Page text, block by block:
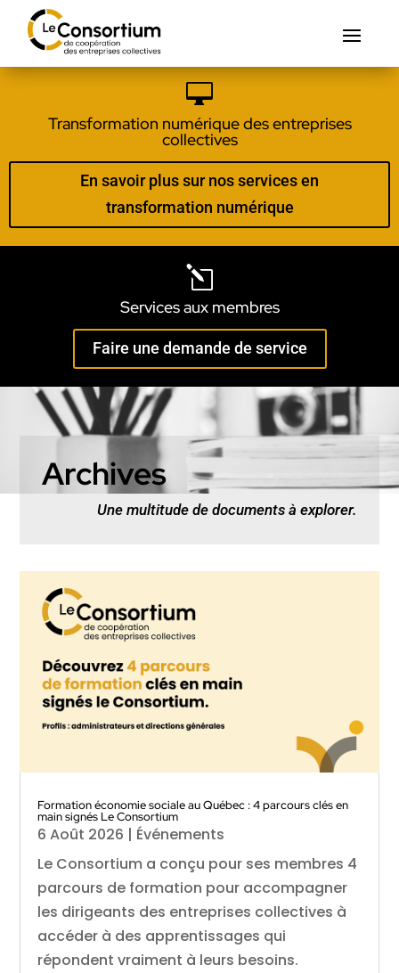

Transformation numérique des entreprises
collectives
En savoir plus sur nos services en
transformation numérique
l
Services aux membres
Faire une demande de service
Archives
Une multitude de documents à explorer.
Formation économie sociale au Québec : 4 parcours clés en
main signés Le Consortium
6 Août 2026 | Événements
Le Consortium a conçu pour ses membres 4
parcours de formation pour accompagner
les dirigeants des entreprises collectives à
accéder à des apprentissages qui
répondent vraiment à leurs besoins.